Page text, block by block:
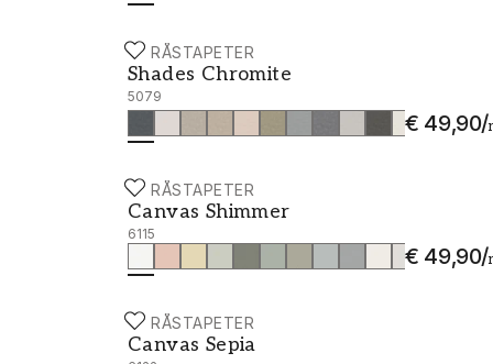
BORÅSTAPETER
Shades Chromite
5079
€ 49,90/
Shades Chromite - 5079
BORÅSTAPETER
Canvas Shimmer
6115
€ 49,90/
Canvas Shimmer - 6115
BORÅSTAPETER
Canvas Sepia
Canvas Sepia - 6122